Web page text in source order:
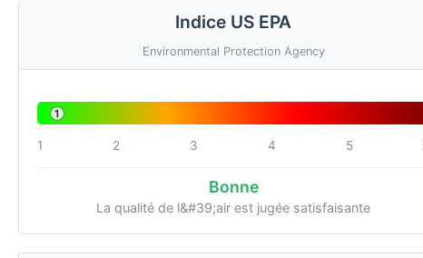
Indice US EPA
Environmental Protection Agency
1
1 2 3 4 5
Bonne
La qualité de l&#39;air est jugée satisfaisante